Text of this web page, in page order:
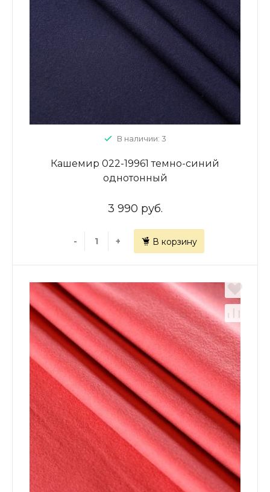
В наличии: 3
Кашемир 022-19961 темно-синий
однотонный
3 990 руб.
- + В корзину